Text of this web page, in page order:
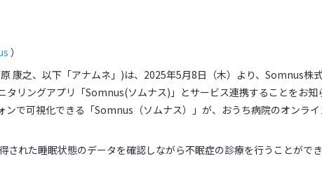
）
康之、以下「アナムネ」)は、2025年5月8日（木）より、Somnus株
リングアプリ「Somnus(ソムナス)」とサービス連携することをお知
で可視化できる「Somnus（ソムナス）」が、おうち病院のオンラ
れた睡眠状態のデータを確認しながら不眠症の診療を行うことがで